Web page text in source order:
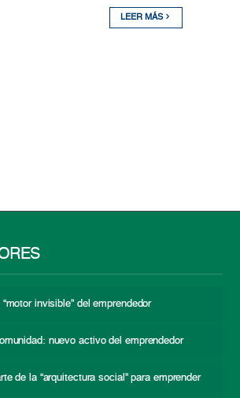
LEER MÁS
“motor invisible” del emprendedor
nuevo activo del emprendedor
de la “arquitectura social” para emprender